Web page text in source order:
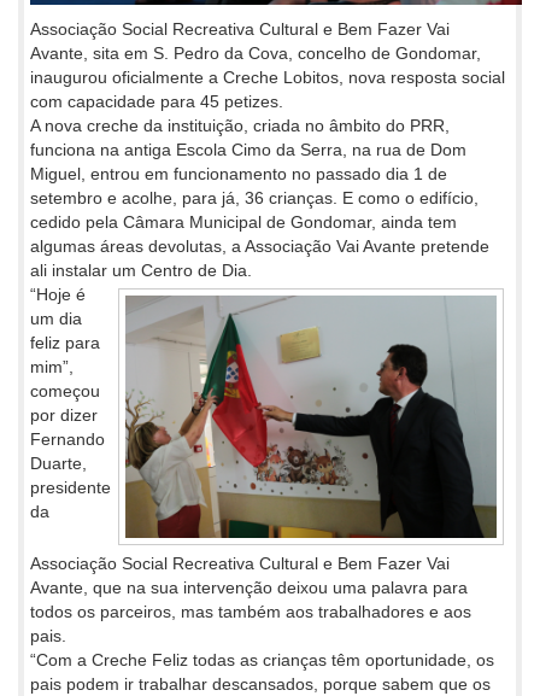
Associação Social Recreativa Cultural e Bem Fazer Vai
Avante, sita em S. Pedro da Cova, concelho de Gondomar,
inaugurou oficialmente a Creche Lobitos, nova resposta social
com capacidade para 45 petizes.
A nova creche da instituição, criada no âmbito do PRR,
funciona na antiga Escola Cimo da Serra, na rua de Dom
Miguel, entrou em funcionamento no passado dia 1 de
setembro e acolhe, para já, 36 crianças. E como o edifício,
cedido pela Câmara Municipal de Gondomar, ainda tem
algumas áreas devolutas, a Associação Vai Avante pretende
ali instalar um Centro de Dia.
“Hoje é
um dia
feliz para
mim”,
começou
por dizer
Fernando
Duarte,
presidente
da
Associação Social Recreativa Cultural e Bem Fazer Vai
Avante, que na sua intervenção deixou uma palavra para
todos os parceiros, mas também aos trabalhadores e aos
pais.
“Com a Creche Feliz todas as crianças têm oportunidade, os
pais podem ir trabalhar descansados, porque sabem que os